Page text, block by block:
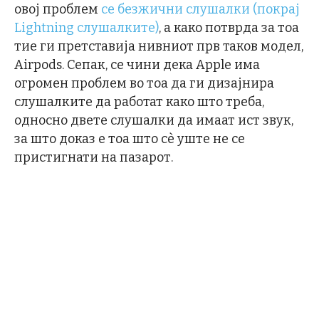
овој проблем се безжични слушалки (покрај
Lightning слушалките), а како потврда за тоа
тие ги претставија нивниот прв таков модел,
Airpods. Сепак, се чини дека Apple има
огромен проблем во тоа да ги дизајнира
слушалките да работат како што треба,
односно двете слушалки да имаат ист звук,
за што доказ е тоа што сѐ уште не се
пристигнати на пазарот.